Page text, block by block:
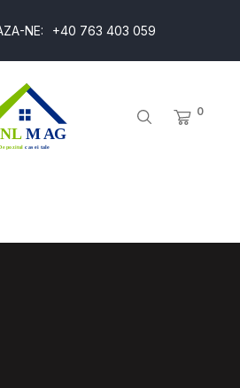
NE: +40 763 403 059
0